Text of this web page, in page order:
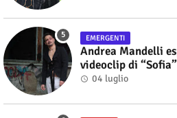
EMERGENTI
Andrea Mandelli
videoclip di “Sofia”
04 luglio